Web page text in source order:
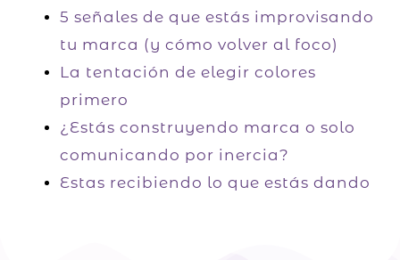
5 señales de que estás improvisando
tu marca (y cómo volver al foco)
La tentación de elegir colores
primero
¿Estás construyendo marca o solo
comunicando por inercia?
Estas recibiendo lo que estás dando